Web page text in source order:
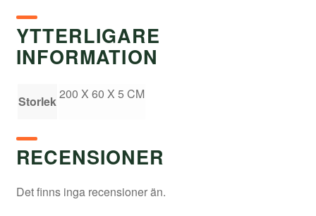
YTTERLIGARE
INFORMATION
Storlek200 X 60 X 5 CM
RECENSIONER
Det finns inga recensioner än.